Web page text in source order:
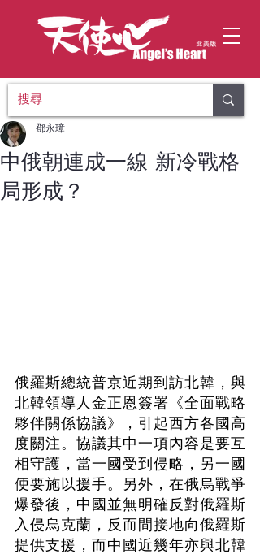
中俄朝連成一線 新冷戰格
局形成？
鄧永璋
俄羅斯總統普京近期到訪北韓，與
北韓領導人金正恩簽署《全面戰略
夥伴關係協議》，引起西方各國高
度關注。協議其中一項內容是要互
相守護，當一國受到侵略，另一國
便要施以援手。另外，在俄烏戰爭
爆發後，中國並無明確反對俄羅斯
入侵烏克蘭，反而間接地向俄羅斯
提供支援，而中國近幾年亦與北韓